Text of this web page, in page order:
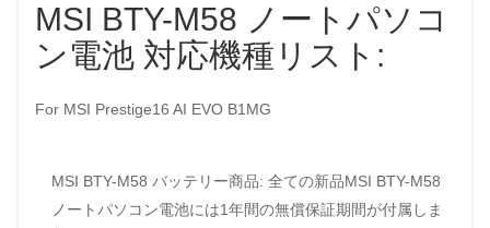
MSI BTY-M58 ノートパソコ
ン電池 対応機種リスト:
For MSI Prestige16 AI EVO B1MG
MSI BTY-M58 バッテリー商品: 全ての新品MSI BTY-M58
ノートパソコン電池には1年間の無償保証期間が付属しま